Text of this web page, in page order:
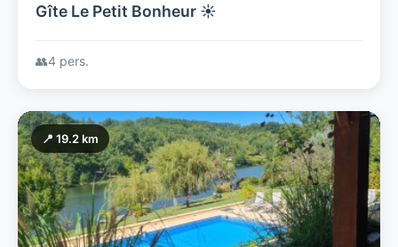
Gîte Le Petit Bonheur ☀️
👥4 pers.
📍 19.2 km